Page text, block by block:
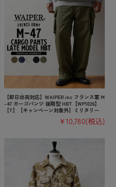
【即日出荷対応】WAIPER.inc フランス軍 M
-47 カーゴパンツ 後期型 HBT【WP1026】
【T】【キャンペーン対象外】ミリタリー
¥10,780(税込)